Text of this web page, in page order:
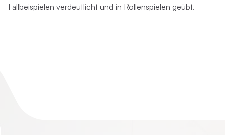
Fallbeispielen verdeutlicht und in Rollenspielen geübt.